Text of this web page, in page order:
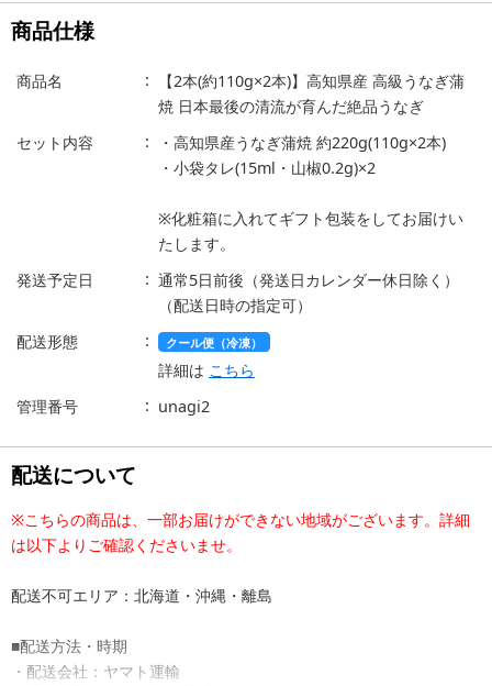
商品仕様
商品名
【2本(約110g×2本)】高知県産 高級うなぎ蒲
焼 日本最後の清流が育んだ絶品うなぎ
セット内容
・高知県産うなぎ蒲焼 約220g(110g×2本)
・小袋タレ(15ml・山椒0.2g)×2
※化粧箱に入れてギフト包装をしてお届けい
たします。
発送予定日
通常5日前後（発送日カレンダー休日除く）
（配送日時の指定可）
配送形態
クール便（冷凍）
詳細は こちら
管理番号
unagi2
配送について
※こちらの商品は、一部お届けができない地域がございます。詳細
は以下よりご確認くださいませ。
配送不可エリア：北海道・沖縄・離島
■配送方法・時期
・配送会社：ヤマト運輸